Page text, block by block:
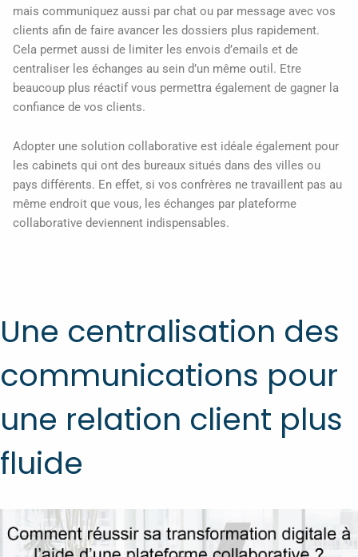
mais communiquez aussi par chat ou par message avec vos
clients afin de faire avancer les dossiers plus rapidement.
Cela permet aussi de limiter les envois d’emails et de
centraliser les échanges au sein d’un même outil. Etre
beaucoup plus réactif vous permettra également de gagner la
confiance de vos clients.
Adopter une solution collaborative est idéale également pour
les cabinets qui ont des bureaux situés dans des villes ou
pays différents. En effet, si vos confrères ne travaillent pas au
même endroit que vous, les échanges par plateforme
collaborative deviennent indispensables.
Une centralisation des
communications pour
une relation client plus
fluide